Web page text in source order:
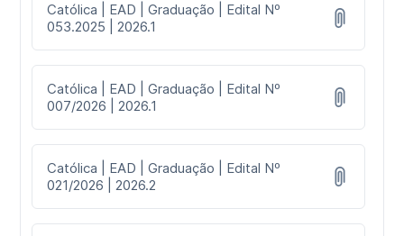
Católica | EAD | Graduação | Edital Nº
053.2025 | 2026.1
Católica | EAD | Graduação | Edital Nº
007/2026 | 2026.1
Católica | EAD | Graduação | Edital Nº
021/2026 | 2026.2